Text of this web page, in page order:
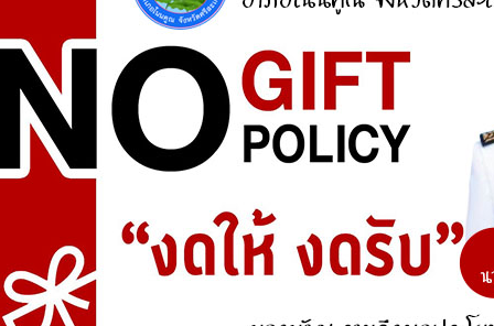
ศูนย์ร้องเรียน
สำนักงานคณะกรรมการป้องกันและปราบปรามการ
สำนักงานคณะกรรมการป้องกันและปราบปรามการ
ทุจริตในภาครัฐ